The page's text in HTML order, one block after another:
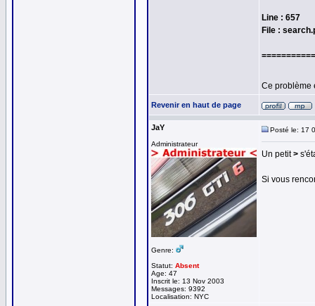
Line : 657
File :
Ce problème
Revenir en haut de page
JaY
Administrateur
Genre:
Statut: Absent
Age: 47
Inscrit le: 13 Nov 2003
Messages: 9392
Localisation: NYC
Posté le: 17
Un petit>
Si vous